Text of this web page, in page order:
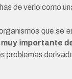
de verlo como
que
importante